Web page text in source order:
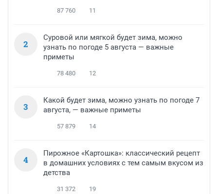
87 760 11
2
Суровой или мягкой будет зима, можно
узнать по погоде 5 августа — важные
приметы
78 480 12
3
Какой будет зима, можно узнать по погоде 7
августа, — важные приметы
57 879 14
4
Пирожное «Картошка»: классический рецепт
в домашних условиях с тем самым вкусом из
детства
31 372 19